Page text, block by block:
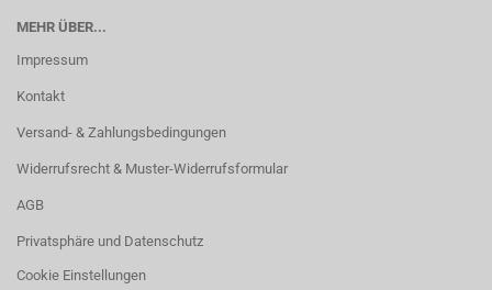
MEHR ÜBER...
Impressum
Kontakt
Versand- & Zahlungsbedingungen
Widerrufsrecht & Muster-Widerrufsformular
AGB
Privatsphäre und Datenschutz
Cookie Einstellungen